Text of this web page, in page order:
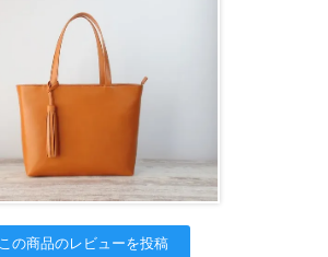
この商品のレビューを投稿